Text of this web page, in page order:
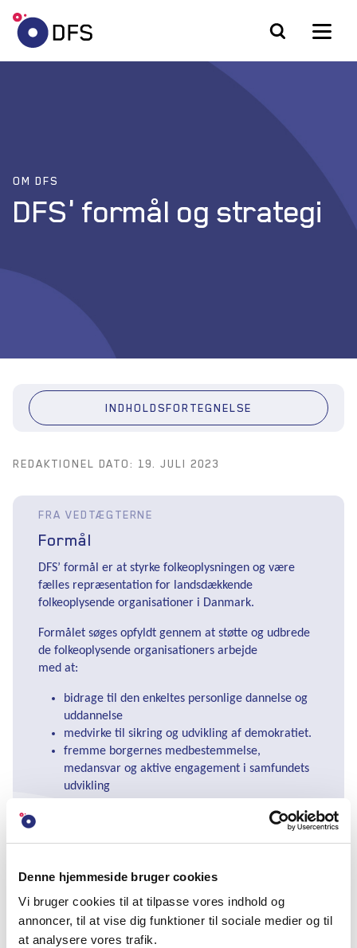
Denne hjemmeside bruger cookies
Vi bruger cookies til at tilpasse vores indhold og
annoncer, til at vise dig funktioner til sociale medier og til
at analysere vores trafik.
OM DFS
DFS' formål og strategi
INDHOLDSFORTEGNELSE
REDAKTIONEL DATO: 19. JULI 2023
FRA VEDTÆGTERNE
Formål
DFS’ formål er at styrke folkeoplysningen og være
fælles repræsentation for landsdækkende
folkeoplysende organisationer i Danmark.
Formålet søges opfyldt gennem at støtte og udbrede
de folkeoplysende organisationers arbejde
med at:
bidrage til den enkeltes personlige dannelse og
uddannelse
medvirke til sikring og udvikling af demokratiet.
fremme borgernes medbestemmelse,
medansvar og aktive engagement i samfundets
udvikling
ligeværdighed og demokrati.
DFS' VEDTÆGTER